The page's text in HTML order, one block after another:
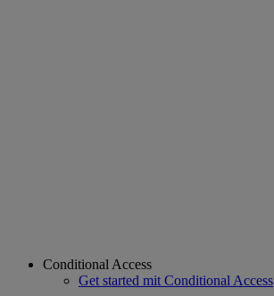
Conditional Access
Get started mit Conditional Access